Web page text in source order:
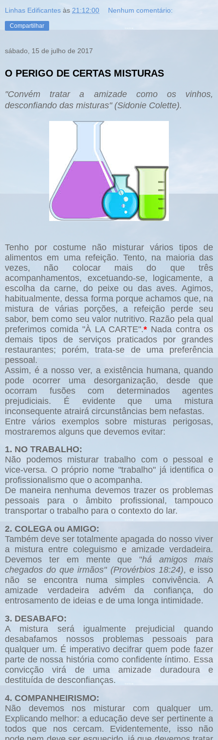
Linhas Edificantes às 21:12:00 Nenhum comentário:
Compartilhar
sábado, 15 de julho de 2017
O PERIGO DE CERTAS MISTURAS
"Convém tratar a amizade como os vinhos,
desconfiando das misturas" (Sidonie Colette).
Tenho por costume não misturar vários tipos de
alimentos em uma refeição. Tento, na maioria das
vezes, não colocar mais do que três
acompanhamentos, excetuando-se, logicamente, a
escolha da carne, do peixe ou das aves. Agimos,
habitualmente, dessa forma porque achamos que, na
mistura de várias porções, a refeição perde seu
sabor, bem como seu valor nutritivo. Razão pela qual
preferimos comida "À LA CARTE".* Nada contra os
demais tipos de serviços praticados por grandes
restaurantes; porém, trata-se de uma preferência
pessoal.
Assim, é a nosso ver, a existência humana, quando
pode ocorrer uma desorganização, desde que
ocorram fusões com determinados agentes
prejudiciais. É evidente que uma mistura
inconsequente atrairá circunstâncias bem nefastas.
Entre vários exemplos sobre misturas perigosas,
mostraremos alguns que devemos evitar:
1. NO TRABALHO:
Não podemos misturar trabalho com o pessoal e
vice-versa. O próprio nome "trabalho" já identifica o
profissionalismo que o acompanha.
De maneira nenhuma devemos trazer os problemas
pessoais para o âmbito profissional, tampouco
transportar o trabalho para o contexto do lar.
2. COLEGA ou AMIGO:
Também deve ser totalmente apagada do nosso viver
a mistura entre coleguismo e amizade verdadeira.
Devemos ter em mente que "há amigos mais
chegados do que irmãos" (Provérbios 18:24), e isso
não se encontra numa simples convivência. A
amizade verdadeira advém da confiança, do
entrosamento de ideias e de uma longa intimidade.
3. DESABAFO:
A mistura será igualmente prejudicial quando
desabafamos nossos problemas pessoais para
qualquer um. É imperativo decifrar quem pode fazer
parte de nossa história como confidente íntimo. Essa
convicção virá de uma amizade duradoura e
destituída de desconfianças.
4. COMPANHEIRISMO:
Não devemos nos misturar com qualquer um.
Explicando melhor: a educação deve ser pertinente a
todos que nos cercam. Evidentemente, isso não